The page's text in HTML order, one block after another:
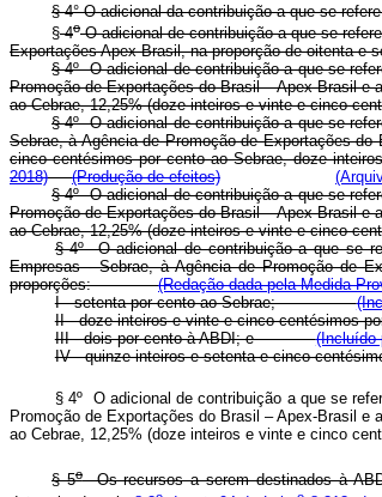
§ 4° O adicional da contribuição a que se
§4oO adicional de contribuição a que se
Exportações Apex-Brasil, na proporção de
§ 4º O adicional de contribuição a que se
Promoção de Exportações do Brasil – Apex-Brasil
ao Cebrae, 12,25% (doze inteiros e vinte e
§ 4º O adicional de contribuição a que se
Sebrae, à Agência de Promoção de Exportações
cinco centésimos por cento ao Sebrae, doze
2018)
(Produção de efeitos)
§ 4º O adicional de contribuição a que se
Promoção de Exportações do Brasil – Apex-Brasil
ao Cebrae, 12,25% (doze inteiros e vinte e
§ 4º O adicional de contribuição a que se
Empresas - Sebrae, à Agência de Promoção de
proporções:(Redação dada pela Medida
I - setenta por cento ao Sebrae;
II - doze inteiros e vinte e cinco
III - dois por cento à ABDI; e(Incluído
IV - quinze inteiros e setenta e cinco
§ 4º O adicional de contribuição a que se
Promoção de Exportações do Brasil – Apex-Brasil
ao Cebrae, 12,25% (doze inteiros e vinte e
§ 5oOs recursos a serem destinados à